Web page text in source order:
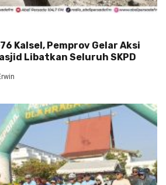
Kalsel, Pemprov Gelar Aksi
Libatkan Seluruh SKPD